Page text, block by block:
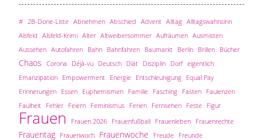
# 2B-Done-Liste Abnehmen Abschied Advent Alltag Alltagswahnsinn
Alsfeld Alsfeld-Krimi Alter Altweibersommer Aufräumen Ausmisten
Aussehen Autofahren Bahn Bahnfahren Baumarkt Berlin Brillen Bücher
Chaos Corona Déjà-vu Deutsch Diät Disziplin Dorf eigentlich
Emanzipation Empowerment Energie Entschleunigung Equal Pay
Erinnerungen Essen Euphemismen Familie Fasching Fasten Faulenzen
Faulheit Fehler Feiern Feminismus Ferien Fernsehen Feste Figur
Frauen Frauen 2026 Frauenfußball Frauenleben Frauenrechte
Frauentag Frauenwoch Frauenwoche Freude Freunde